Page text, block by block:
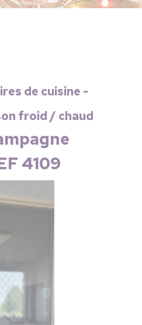
de cuisine -
froid / chaud
4109